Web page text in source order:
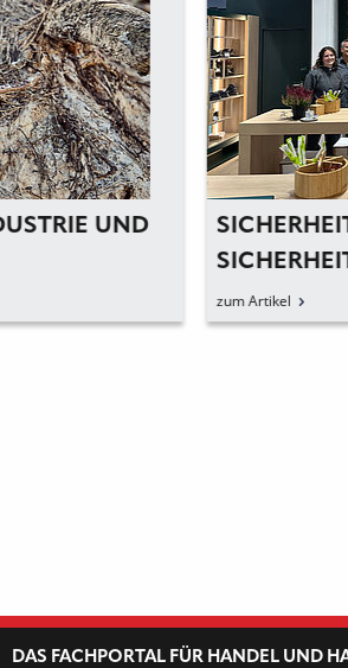
SICHERHEIT TRIFFT
SICHERHEITSSCHUHE
DAS FACHPORTAL FÜR HANDEL UND